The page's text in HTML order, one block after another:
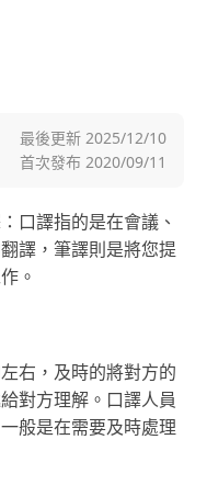
最後更新 2025/12/10
首次發布 2020/09/11
口譯指的是在會議、
譯，筆譯則是將您提
。
右，及時的將對方的
對方理解。口譯人員
般是在需要及時處理